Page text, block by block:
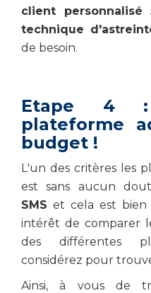
client personnalisé
technique
de besoin.
Etape 4 :
plateforme
budget !
L'un des critères les
est sans aucun
SMS et cela est bien
intérêt de comparer
des différentes
considérez pour
Ainsi, à vous de